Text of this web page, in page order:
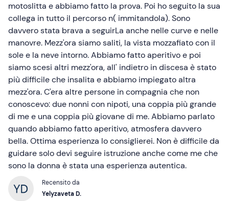
motoslitta e abbiamo fatto la prova. Poi ho seguito la sua
collega in tutto il percorso n( immitandola). Sono
davvero stata brava a seguirLa anche nelle curve e nelle
manovre. Mezz'ora siamo saliti, la vista mozzafiato con il
sole e la neve intorno. Abbiamo fatto aperitivo e poi
siamo scesi altri mezz'ora, all' indietro in discesa è stato
più difficile che insalita e abbiamo impiegato altra
mezz'ora. C'era altre persone in compagnia che non
conoscevo: due nonni con nipoti, una coppia più grande
di me e una coppia più giovane di me. Abbiamo parlato
quando abbiamo fatto aperitivo, atmosfera davvero
bella. Ottima esperienza lo consiglierei. Non è difficile da
guidare solo devi seguire istruzione anche come me che
sono la donna è stata una esperienza autentica.
Recensito da
Yelyzaveta D.